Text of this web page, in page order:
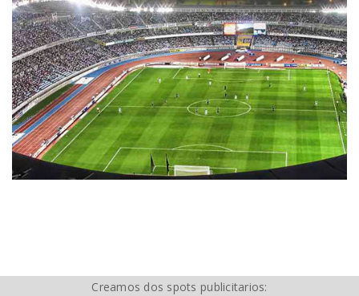
Creamos dos spots publicitarios: